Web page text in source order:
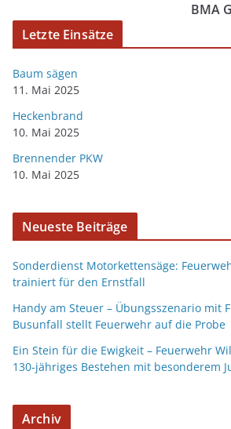
BMA
Letzte Einsätze
Baum sägen
11. Mai 2025
Heckenbrand
10. Mai 2025
Brennender PKW
10. Mai 2025
Neueste Beiträge
Sonderdienst Motorkettensäge:
trainiert für den Ernstfall
Handy am Steuer – Übungsszenario mit
Busunfall stellt Feuerwehr auf die Probe
Ein Stein für die Ewigkeit – Feuerwehr
130-jähriges Bestehen mit besonderem
Archiv